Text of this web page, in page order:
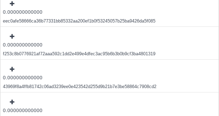
0.000000000000
eec0afe58666ca36b77331bb85332aa200ef1b0f53245057b25ba9426da5f085
0.000000000000
f253c8b0776921af72aaa592c1dd2e499e4dfec3ac95b6b3b0b9cf3ba4801319
0.000000000000
43969f8a4ffb81742c06ad3239ee0e423542d255d9b21b7e3be58864c7908cd2
0.000000000000